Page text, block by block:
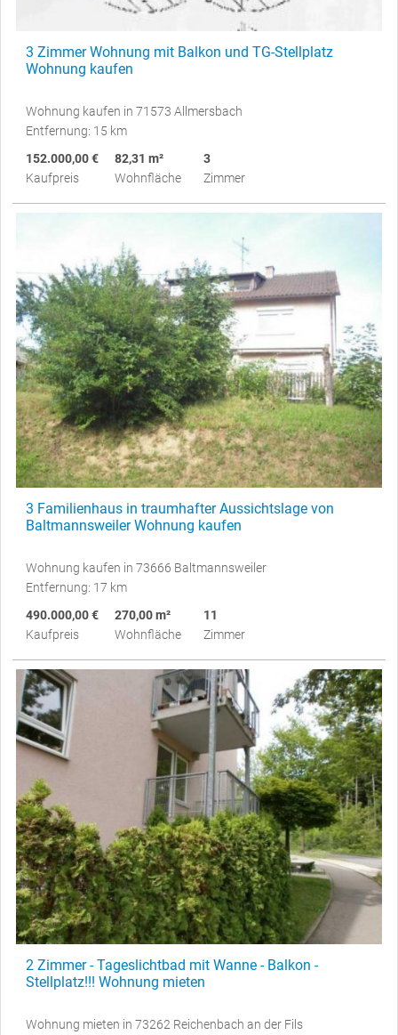
3 Zimmer Wohnung mit Balkon und TG-Stellplatz
Wohnung kaufen
Wohnung kaufen in 71573 Allmersbach
Entfernung: 15 km
152.000,00 €
Kaufpreis
82,31 m²
Wohnfläche
3
Zimmer
3 Familienhaus in traumhafter Aussichtslage von
Baltmannsweiler Wohnung kaufen
Wohnung kaufen in 73666 Baltmannsweiler
Entfernung: 17 km
490.000,00 €
Kaufpreis
270,00 m²
Wohnfläche
11
Zimmer
2 Zimmer - Tageslichtbad mit Wanne - Balkon -
Stellplatz!!! Wohnung mieten
Wohnung mieten in 73262 Reichenbach an der Fils